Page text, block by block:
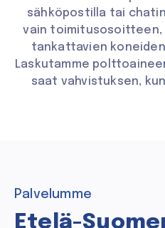
sähköpostilla tai
vain toimitusosoitteen,
tankattavien
Laskutamme
saat vahvistuksen,
Palvelumme
Etelä-